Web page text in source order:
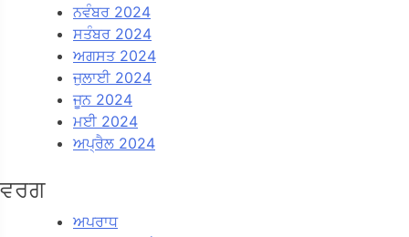
ਨਵੰਬਰ 2024
ਸਤੰਬਰ 2024
ਅਗਸਤ 2024
ਜੁਲਾਈ 2024
ਜੂਨ 2024
ਮਈ 2024
ਅਪ੍ਰੈਲ 2024
ਵਰਗ
ਅਪਰਾਧ